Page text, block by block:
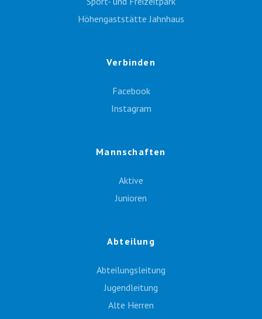
Höhengaststätte Jahnhaus
Verbinden
Facebook
Instagram
Mannschaften
Aktive
Junioren
Abteilung
Abteilungsleitung
Jugendleitung
Alte Herren